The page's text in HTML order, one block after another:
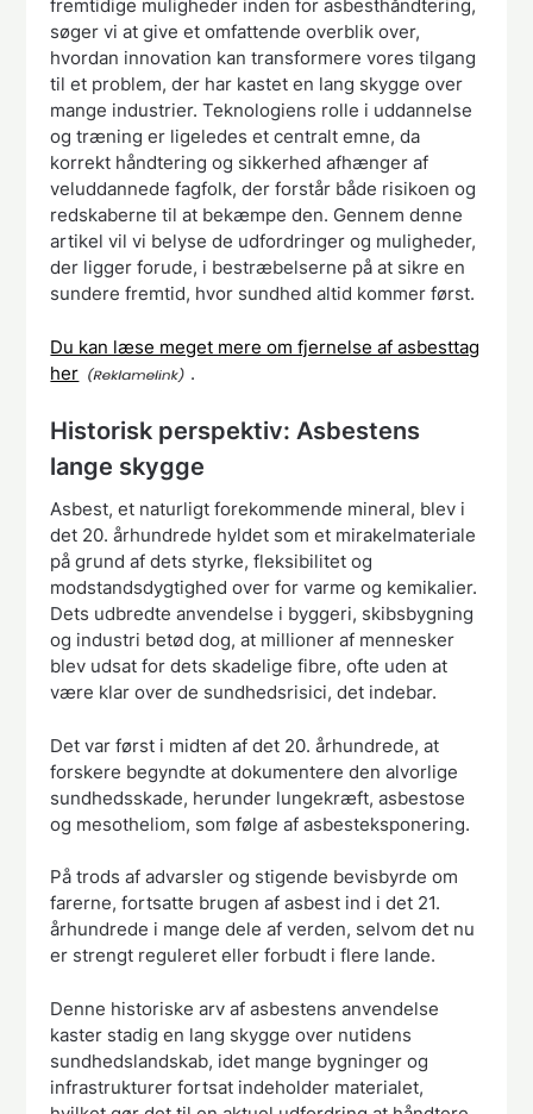
fremtidige muligheder inden for asbesthåndtering,
søger vi at give et omfattende overblik over,
hvordan innovation kan transformere vores tilgang
til et problem, der har kastet en lang skygge over
mange industrier. Teknologiens rolle i uddannelse
og træning er ligeledes et centralt emne, da
korrekt håndtering og sikkerhed afhænger af
veluddannede fagfolk, der forstår både risikoen og
redskaberne til at bekæmpe den. Gennem denne
artikel vil vi belyse de udfordringer og muligheder,
der ligger forude, i bestræbelserne på at sikre en
sundere fremtid, hvor sundhed altid kommer først.
Du kan læse meget mere om fjernelse af asbesttag
her
.
Historisk perspektiv: Asbestens
lange skygge
Asbest, et naturligt forekommende mineral, blev i
det 20. århundrede hyldet som et mirakelmateriale
på grund af dets styrke, fleksibilitet og
modstandsdygtighed over for varme og kemikalier.
Dets udbredte anvendelse i byggeri, skibsbygning
og industri betød dog, at millioner af mennesker
blev udsat for dets skadelige fibre, ofte uden at
være klar over de sundhedsrisici, det indebar.
Det var først i midten af det 20. århundrede, at
forskere begyndte at dokumentere den alvorlige
sundhedsskade, herunder lungekræft, asbestose
og mesotheliom, som følge af asbesteksponering.
På trods af advarsler og stigende bevisbyrde om
farerne, fortsatte brugen af asbest ind i det 21.
århundrede i mange dele af verden, selvom det nu
er strengt reguleret eller forbudt i flere lande.
Denne historiske arv af asbestens anvendelse
kaster stadig en lang skygge over nutidens
sundhedslandskab, idet mange bygninger og
infrastrukturer fortsat indeholder materialet,